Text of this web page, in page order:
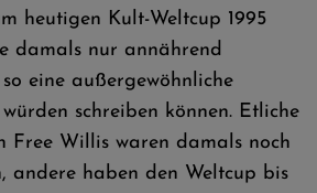
heutigen Kult-Weltcup 1995
damals nur annährend
eine außergewöhnliche
schreiben können. Etliche
Free Willis waren damals noch
andere haben den Weltcup bis